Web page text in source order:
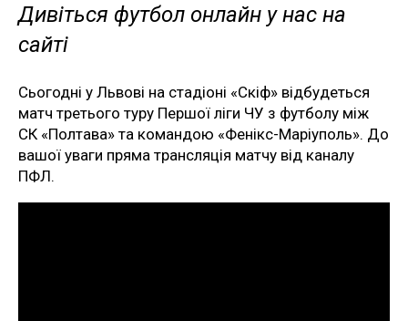
Дивіться футбол онлайн у нас на
сайті
Сьогодні у Львові на стадіоні «Скіф» відбудеться
матч третього туру Першої ліги ЧУ з футболу між
СК «Полтава» та командою «Фенікс-Маріуполь». До
вашої уваги пряма трансляція матчу від каналу
ПФЛ.